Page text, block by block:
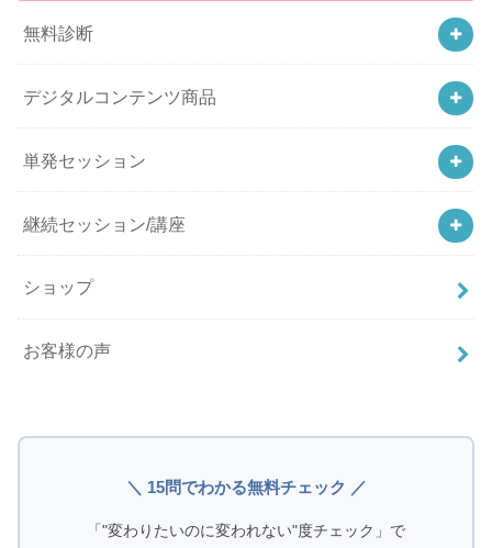
無料診断
デジタルコンテンツ商品
単発セッション
継続セッション/講座
ショップ
お客様の声
＼ 15問でわかる無料チェック ／
「"変わりたいのに変われない"度チェック」で